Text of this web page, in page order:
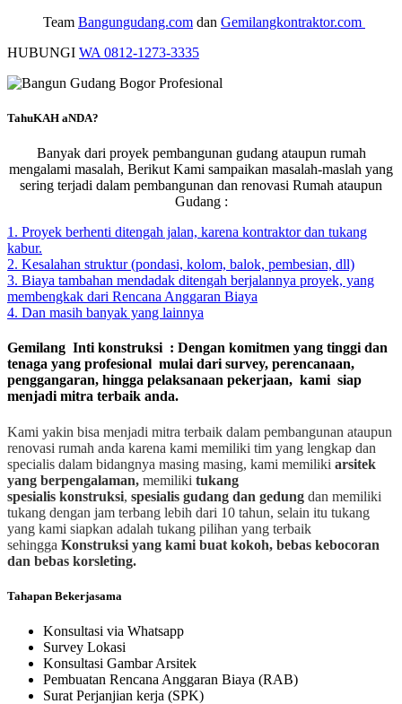
Team Bangungudang.com dan Gemilangkontraktor.com
HUBUNGI WA 0812-1273-3335
TahuKAH aNDA?
Banyak dari proyek pembangunan gudang ataupun rumah
mengalami masalah, Berikut Kami sampaikan masalah-maslah yang
sering terjadi dalam pembangunan dan renovasi Rumah ataupun
Gudang :
1. Proyek berhenti ditengah jalan, karena kontraktor dan tukang
kabur.
2. Kesalahan struktur (pondasi, kolom, balok, pembesian, dll)
3. Biaya tambahan mendadak ditengah berjalannya proyek, yang
membengkak dari Rencana Anggaran Biaya
4. Dan masih banyak yang lainnya
Gemilang Inti konstruksi : Dengan komitmen yang tinggi dan
tenaga yang profesional mulai dari survey, perencanaan,
penggangaran, hingga pelaksanaan pekerjaan, kami siap
menjadi mitra terbaik anda.
Kami yakin bisa menjadi mitra terbaik dalam pembangunan ataupun
renovasi rumah anda karena kami memiliki tim yang lengkap dan
specialis dalam bidangnya masing masing, kami memiliki arsitek
yang berpengalaman, memiliki tukang
spesialis konstruksi, spesialis gudang dan gedung dan memiliki
tukang dengan jam terbang lebih dari 10 tahun, selain itu tukang
yang kami siapkan adalah tukang pilihan yang terbaik
sehingga Konstruksi yang kami buat kokoh, bebas kebocoran
dan bebas korsleting.
Tahapan Bekerjasama
Konsultasi via Whatsapp
Survey Lokasi
Konsultasi Gambar Arsitek
Pembuatan Rencana Anggaran Biaya (RAB)
Surat Perjanjian kerja (SPK)